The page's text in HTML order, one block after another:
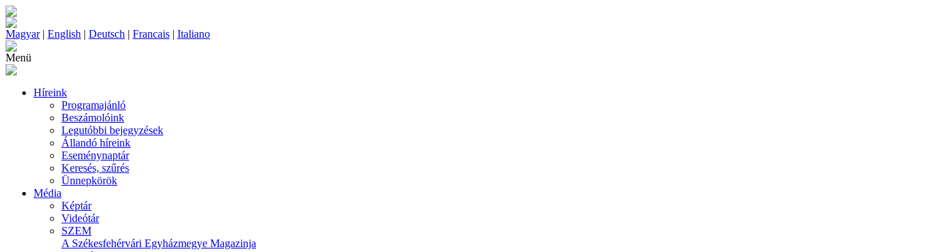
Magyar| English | Deutsch | Francais | Italiano
Menü
Híreink
Programajánló
Beszámolóink
Legutóbbi bejegyzések
Állandó híreink
Eseménynaptár
Keresés, szűrés
Ünnepkörök
Média
Képtár
Videótár
SZEM
A Székesfehérvári Egyházmegye Magazinja